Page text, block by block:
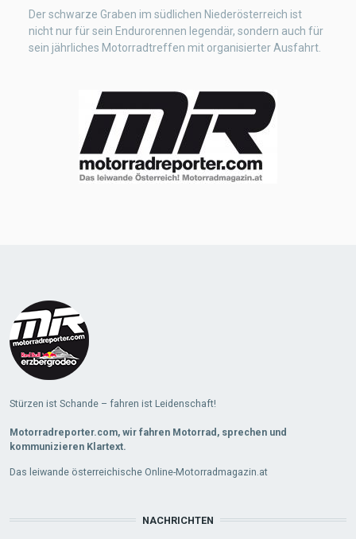
Der schwarze Graben im südlichen Niederösterreich ist
nicht nur für sein Endurorennen legendär, sondern auch für
sein jährliches Motorradtreffen mit organisierter Ausfahrt.
Stürzen ist Schande – fahren ist Leidenschaft!
Motorradreporter.com, wir fahren Motorrad, sprechen und
kommunizieren Klartext.
Das leiwande österreichische Online-Motorradmagazin.at
NACHRICHTEN